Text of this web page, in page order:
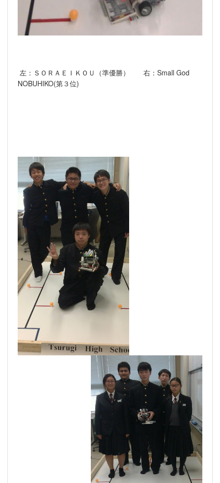
左：ＳＯＲＡＥＩＫＯＵ（準優勝） 右：Small God
NOBUHIKO(第３位)